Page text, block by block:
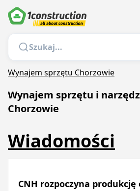
Wynajem sprzętu Chorzowie
Wynajem sprzętu i
Chorzowie
Wiadomości
CNH rozpoczyna